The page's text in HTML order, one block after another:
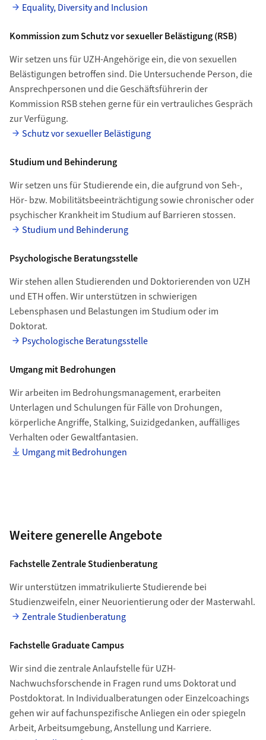
Equality, Diversity and Inclusion
Kommission zum Schutz vor sexueller Belästigung (RSB)
Wir setzen uns für UZH-Angehörige ein, die von sexuellen
Belästigungen betroffen sind. Die Untersuchende Person, die
Ansprechpersonen und die Geschäftsführerin der
Kommission RSB stehen gerne für ein vertrauliches Gespräch
zur Verfügung.
Schutz vor sexueller Belästigung
Studium und Behinderung
Wir setzen uns für Studierende ein, die aufgrund von Seh-,
Hör- bzw. Mobilitätsbeeinträchtigung sowie chronischer oder
psychischer Krankheit im Studium auf Barrieren stossen.
Studium und Behinderung
Psychologische Beratungsstelle
Wir stehen allen Studierenden und Doktorierenden von UZH
und ETH offen. Wir unterstützen in schwierigen
Lebensphasen und Belastungen im Studium oder im
Doktorat.
Psychologische Beratungsstelle
Umgang mit Bedrohungen
Wir arbeiten im Bedrohungsmanagement, erarbeiten
Unterlagen und Schulungen für Fälle von Drohungen,
körperliche Angriffe, Stalking, Suizidgedanken, auffälliges
Verhalten oder Gewaltfantasien.
Umgang mit Bedrohungen
Weitere generelle Angebote
Fachstelle Zentrale Studienberatung
Wir unterstützen immatrikulierte Studierende bei
Studienzweifeln, einer Neuorientierung oder der Masterwahl.
Zentrale Studienberatung
Fachstelle Graduate Campus
Wir sind die zentrale Anlaufstelle für UZH-
Nachwuchsforschende in Fragen rund ums Doktorat und
Postdoktorat. In Individualberatungen oder Einzelcoachings
gehen wir auf fachunspezifische Anliegen ein oder spiegeln
Arbeit, Arbeitsumgebung, Anstellung und Karriere.